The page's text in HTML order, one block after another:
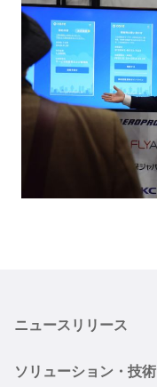
ニュースリリース
ソリューション・技術